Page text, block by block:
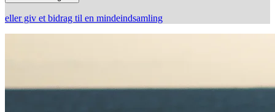
eller giv et bidrag til en mindeindsamling